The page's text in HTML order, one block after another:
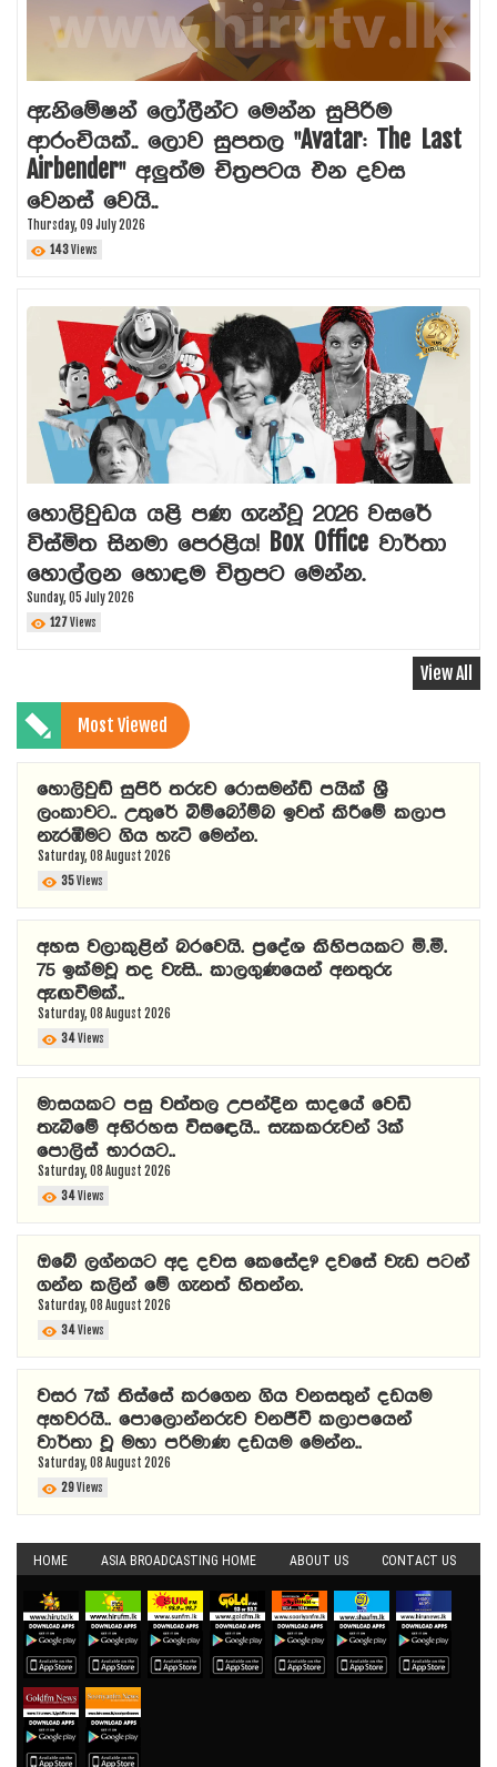
ඇනිමේෂන් ලෝලීන්ට මෙන්න සුපිරිම
ආරංචියක්.. ලොව සුපතල "Avatar: The Last
Airbender" අලුත්ම චිත්‍රපටය එන දවස
වෙනස් වෙයි..
Thursday, 09 July 2026
143Views
හොලිවුඩය යළි පණ ගැන්වූ 2026 වසරේ
විස්මිත සිනමා පෙරළිය! Box Office වාර්තා
හොල්ලන හොඳම චිත්‍රපට මෙන්න.
Sunday, 05 July 2026
127 Views
View All
Most Viewed
හොලිවුඩ් සුපිරි තරුව රොසමන්ඩ් පයික් ශ්‍රී
ලංකාවට.. උතුරේ බිම්බෝම්බ ඉවත් කිරීමේ කලාප
නැරඹීමට ගිය හැටි මෙන්න.
Saturday, 08 August 2026
35Views
අහස වලාකුළින් බරවෙයි. ප්‍රදේශ කිහිපයකට මි.මී.
75 ඉක්මවූ තද වැසි.. කාලගුණයෙන් අනතුරු
ඇඟවීමක්..
Saturday, 08 August 2026
34Views
මාසයකට පසු වත්තල උපන්දින සාදයේ වෙඩි
තැබීමේ අභිරහස විසඳෙයි.. සැකකරුවන් 3ක්
පොලිස් භාරයට..
Saturday, 08 August 2026
34Views
ඔබේ ලග්නයට අද දවස කෙසේද? දවසේ වැඩ පටන්
ගන්න කලින් මේ ගැනත් හිතන්න.
Saturday, 08 August 2026
34Views
වසර 7ක් තිස්සේ කරගෙන ගිය වනසතුන් දඩයම
අහවරයි.. පොලොන්නරුව වනජීවී කලාපයෙන්
වාර්තා වූ මහා පරිමාණ දඩයම මෙන්න..
Saturday, 08 August 2026
29Views
HOME ASIA BROADCASTING HOME ABOUT US CONTACT US